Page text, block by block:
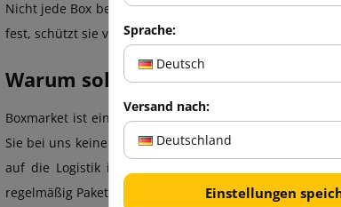
Nicht jede Box benötigt Füllmaterial, damit die
fest, schützt sie vor Stößen und Beschädigungen und
Warum sollten Sie sich für
Boxmarket ist ein Hersteller, der sein Sortiment
Sie bei uns keine Standard-Versandverpackungen.
auf die Logistik in Ihrem Unternehmen haben.
regelmäßig Pakete verschicken, konzipiert wurde. Ihre
Sprache:
Deutsch
Versand nach:
Deutschland
Einstellungen